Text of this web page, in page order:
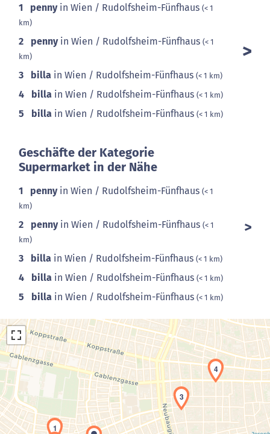
1 pennyin Wien / Rudolfsheim-Fünfhaus (< 1
km)
2 pennyin Wien / Rudolfsheim-Fünfhaus (< 1
km)
3 billa in Wien / Rudolfsheim-Fünfhaus (< 1 km)
4 billa in Wien / Rudolfsheim-Fünfhaus (< 1 km)
5 billa in Wien / Rudolfsheim-Fünfhaus (< 1 km)
Geschäfte der Kategorie
Supermarket in der Nähe
1 pennyin Wien / Rudolfsheim-Fünfhaus (< 1
km)
2 pennyin Wien / Rudolfsheim-Fünfhaus (< 1
km)
3 billa in Wien / Rudolfsheim-Fünfhaus (< 1 km)
4 billa in Wien / Rudolfsheim-Fünfhaus (< 1 km)
5 billa in Wien / Rudolfsheim-Fünfhaus (< 1 km)
Laden der Karte...
1
3
4